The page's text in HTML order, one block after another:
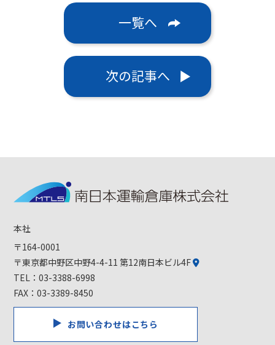
一覧へ
次の記事へ
本社
〒164-0001
〒東京都中野区中野4-4-11 第12南日本ビル4F
TEL：03-3388-6998
FAX：03-3389-8450
お問い合わせはこちら